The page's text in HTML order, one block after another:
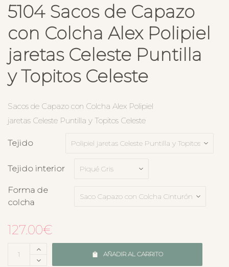
5104 Sacos de Capazo
con Colcha Alex Polipiel
jaretas Celeste Puntilla
y Topitos Celeste
Sacos de Capazo con Colcha Alex Polipiel
jaretas Celeste Puntilla y Topitos Celeste
Tejido
Tejido interior
Forma de
colcha
127.00€
AÑADIR AL CARRITO